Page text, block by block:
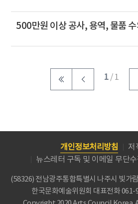
500만원 이상 공사, 용역, 물품
1/ 1
개인정보처리방침
저
뉴스레터 구독 및 이메일 무단
(58326) 전남광주통합특별시 나주시 빛가
한국문화예술위원회 대표전화 061-